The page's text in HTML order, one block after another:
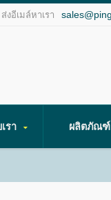
ส่งอีเมล์หาเรา
รา ผลิตภัณฑ์